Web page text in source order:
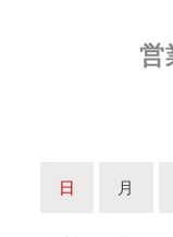
営
日 月